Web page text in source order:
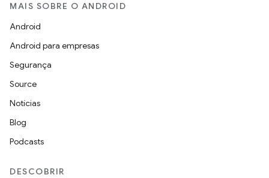
MAIS SOBRE O ANDROID
Android
Android para empresas
Segurança
Source
Notícias
Blog
Podcasts
DESCOBRIR